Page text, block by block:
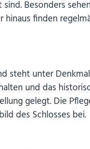
Besonders
finden
steht unter
und das
gelegt. Die
des Schlosses bei.